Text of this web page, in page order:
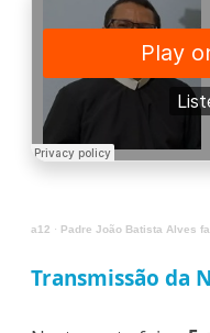
a12 · Padre João Batista Alves fala
Transmissão da